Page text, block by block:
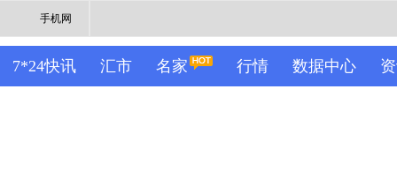
手机网
7*24快讯 汇市 名家 行情 数据中心